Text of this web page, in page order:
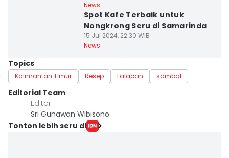
News
Spot Kafe Terbaik untuk
Nongkrong Seru di Samarinda
15 Jul 2024, 22:30 WIB
News
Topics
Kalimantan Timur Resep Lalapan sambal
Editorial Team
Editor
Sri Gunawan Wibisono
Tonton lebih seru di